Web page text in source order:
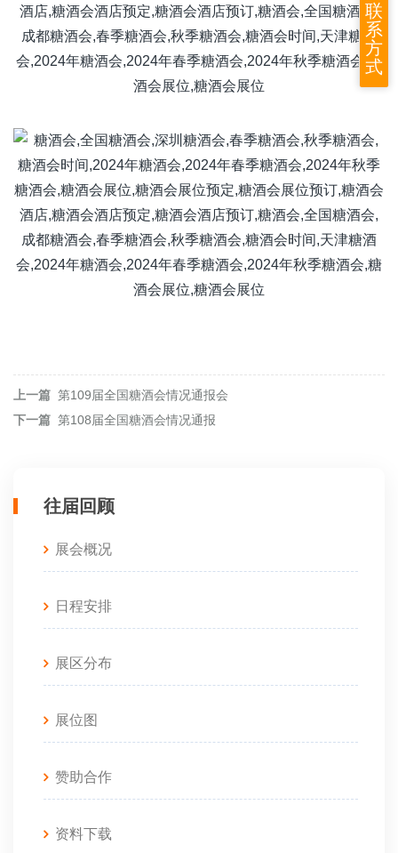
上一篇 第109届全国糖酒会情况通报会
下一篇 第108届全国糖酒会情况通报
往届回顾
展会概况
日程安排
展区分布
展位图
赞助合作
资料下载
联
系
方
式